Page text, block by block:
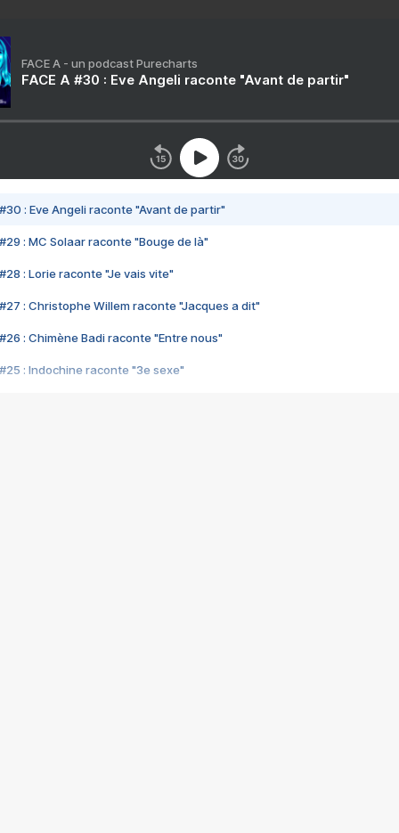
FACE A - un podcast Purecharts
FACE A #30 : Eve Angeli raconte "Avant de partir"
#30 : Eve Angeli raconte "Avant de partir"
#29 : MC Solaar raconte "Bouge de là"
#28 : Lorie raconte "Je vais vite"
#27 : Christophe Willem raconte "Jacques a dit"
#26 : Chimène Badi raconte "Entre nous"
#25 : Indochine raconte "3e sexe"